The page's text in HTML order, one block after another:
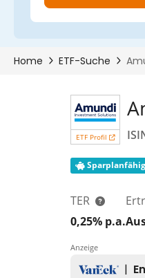
ETF Profil
Sparplanfähig
TER
0,25% p.a.
Anzeige